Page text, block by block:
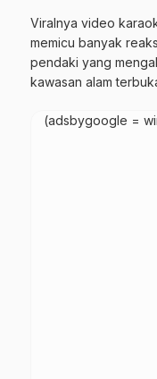
Viralnya video
memicu banyak
pendaki yang
kawasan alam
(adsbygoogle =